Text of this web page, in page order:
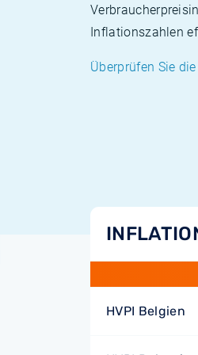
Inflationszahlen
Überprüfen Sie
HVPI Belgien